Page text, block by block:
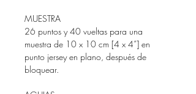
MUESTRA
26 puntos y 40 vueltas para una
muestra de 10 x 10 cm [4 x 4”] en
punto jersey en plano, después de
bloquear.